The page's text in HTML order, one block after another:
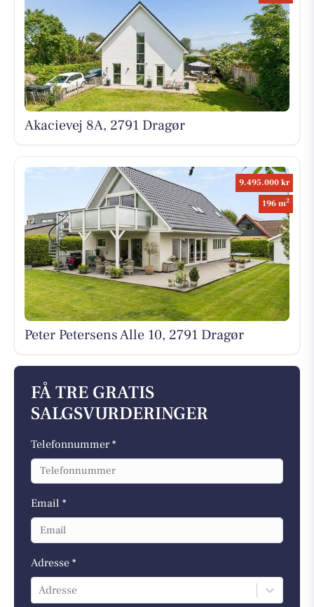
Akacievej 8A, 2791 Dragør
9.495.000 kr
196 m2
Peter Petersens Alle 10, 2791 Dragør
FÅ TRE GRATIS
SALGSVURDERINGER
Telefonnummer *
Email *
Adresse *
Adresse